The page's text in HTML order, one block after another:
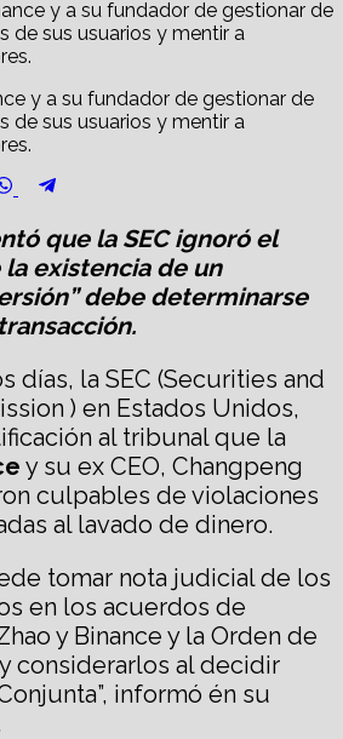
y a su fundador de gestionar de
de sus usuarios y mentir a
Share
WhatsApp
que la SEC ignoró el
existencia de un
debe determinarse
días, la SEC (Securities and
) en Estados Unidos,
al tribunal que la
y su ex CEO, Changpeng
culpables de violaciones
al lavado de dinero.
tomar nota judicial de los
en los acuerdos de
y Binance y la Orden de
considerarlos al decidir
informó én su